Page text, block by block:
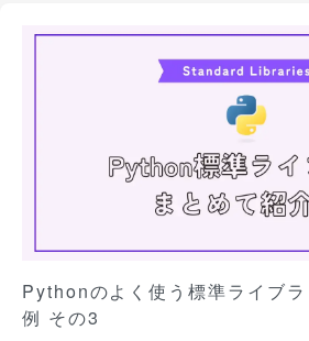
Pythonのよく使う標準ライブ
例 その3